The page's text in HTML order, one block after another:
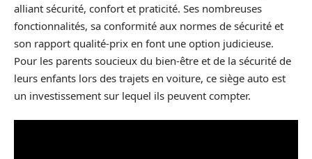
alliant sécurité, confort et praticité. Ses nombreuses
fonctionnalités, sa conformité aux normes de sécurité et
son rapport qualité-prix en font une option judicieuse.
Pour les parents soucieux du bien-être et de la sécurité de
leurs enfants lors des trajets en voiture, ce siège auto est
un investissement sur lequel ils peuvent compter.